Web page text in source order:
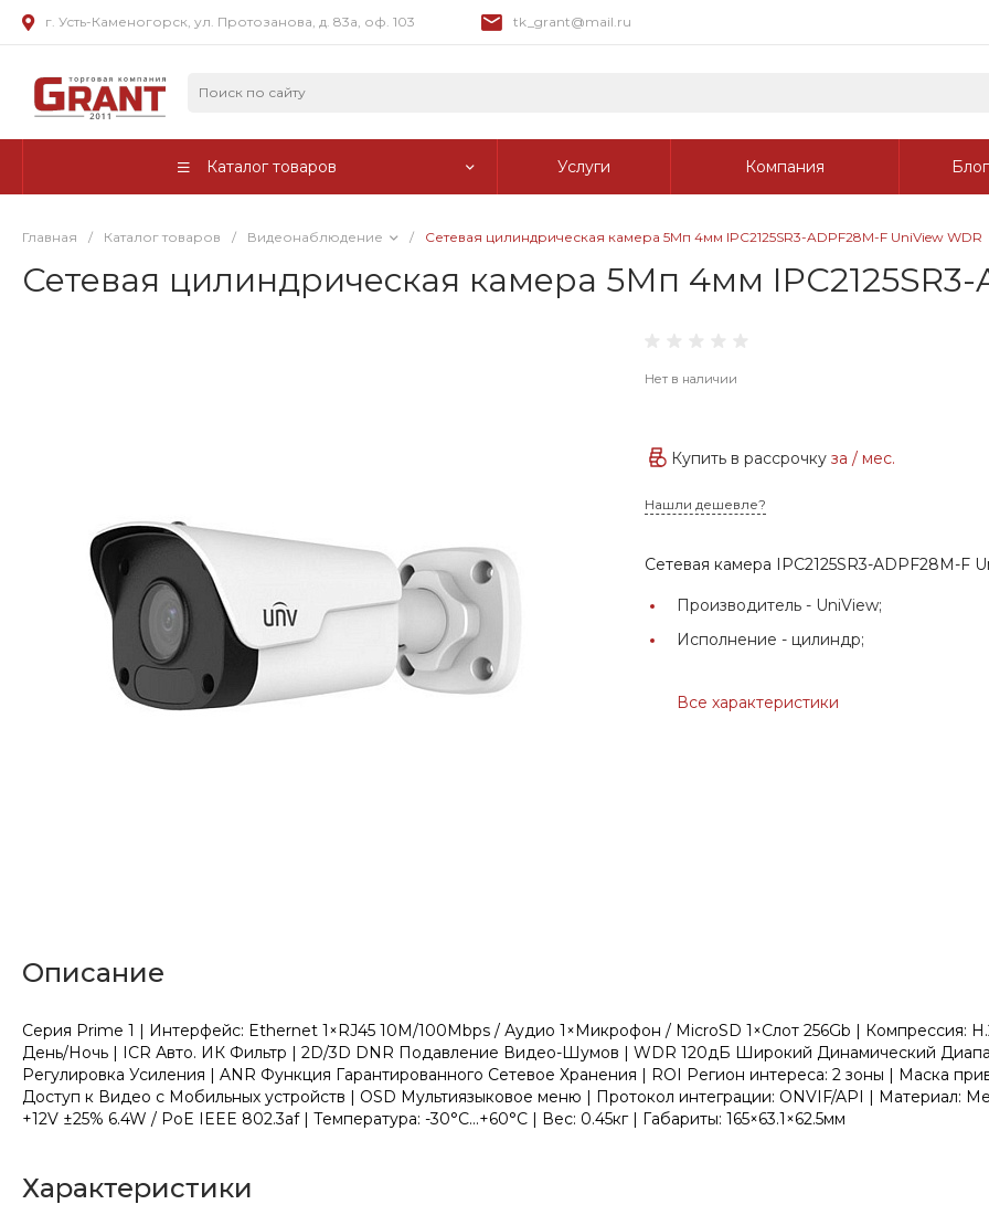
г. Усть-Каменогорск, ул. Протозанова, д. 83а, оф. 103 tk_grant@mail.ru
Каталог товаров Услуги Компания Блог
Главная / Каталог товаров / Видеонаблюдение / Сетевая цилиндрическая камера 5Мп 4мм IPC2125SR3-ADPF28M-F UniView WDR
Сетевая цилиндрическая камера 5Мп 4мм IPC2125SR3-
Нет в наличии
Купить в рассрочкуза/ мес.
Нашли дешевле?
Сетевая камера IPC2125SR3-ADPF28M-F
Производитель - UniView;
Исполнение - цилиндр;
Все характеристики
Описание
Серия Prime 1 | Интерфейс: Ethernet 1×RJ45 10M/100Mbps / Аудио 1×Микрофон / MicroSD 1×Слот 256Gb | Компрессия:
День/Ночь | ICR Авто. ИК Фильтр | 2D/3D DNR Подавление Видео-Шумов | WDR 120дБ Широкий Динамический
Регулировка Усиления | ANR Функция Гарантированного Сетевое Хранения | ROI Регион интереса: 2 зоны | Маска
Доступ к Видео с Мобильных устройств | OSD Мультиязыковое меню | Протокол интеграции: ONVIF/API | Материал:
+12V ±25% 6.4W / PoE IEEE 802.3af | Температура: -30°C...+60°C | Вес: 0.45кг | Габариты: 165×63.1×62.5мм
Характеристики